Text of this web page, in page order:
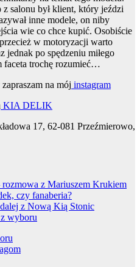
z salonu był klient, który jeździ
inne modele, on niby
wie co chce kupić. Osobiście
w motoryzacji warto
jednak po spędzeniu miłego
faceta trochę rozumieć…
na mój instagram
KIA DELIK
17, 62-081 Przeźmierowo,
z Mariuszem Krukiem
czy fanaberia?
z Nową Kią Stonic
wyboru